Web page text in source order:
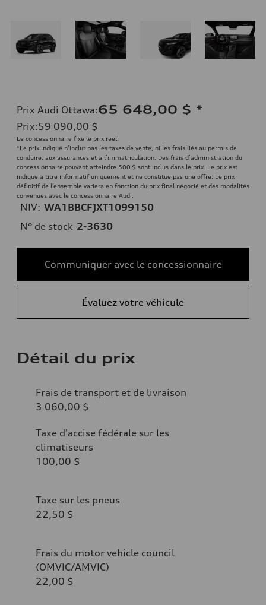
Prix Audi Ottawa:65 648,00 $ *
Prix:59 090,00 $
Le concessionnaire fixe le prix réel.
*Le prix indiqué n’inclut pas les taxes de vente, ni les frais liés au permis de
conduire, aux assurances et à l’immatriculation. Des frais d’administration du
concessionnaire pouvant atteindre 500 $ sont inclus dans le prix. Le prix est
indiqué à titre informatif uniquement et ne constitue pas une offre. Le prix
définitif de l’ensemble variera en fonction du prix final négocié et des modalités
convenues avec le concessionnaire Audi.
NIV: WA1BBCFJXT1099150
N° de stock 2-3630
Communiquer avec le concessionnaire
Évaluez votre véhicule
Détail du prix
Frais de transport et de livraison
3 060,00 $
Taxe d'accise fédérale sur les
climatiseurs
100,00 $
Taxe sur les pneus
22,50 $
Frais du motor vehicle council
(OMVIC/AMVIC)
22,00 $